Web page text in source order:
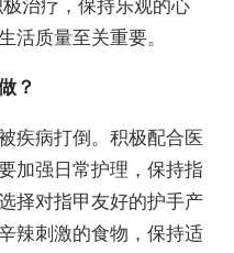
治疗，保持乐观的心
活质量至关重要。
？
疾病打倒。积极配合医
加强日常护理，保持指
择对指甲友好的护手产
辣刺激的食物，保持适